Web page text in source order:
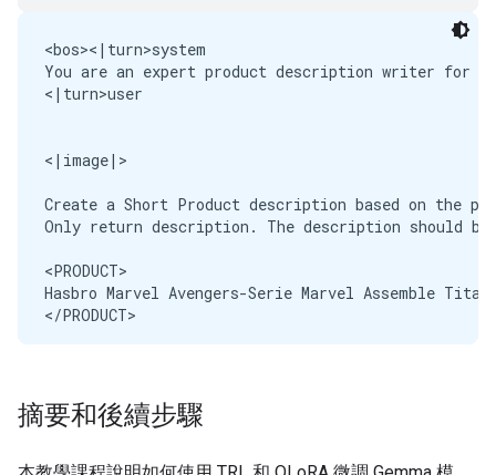
<bos><|turn>system
You are an expert product description writer for
<|turn>user
<|image|>
Create a Short Product description based on the
Only return description. The description should
<PRODUCT>
Hasbro Marvel Avengers-Serie Marvel Assemble
</PRODUCT>
</CATEGORY><turn|>
<|turn>model
MODEL OUTPUT>>
摘要和後續步驟